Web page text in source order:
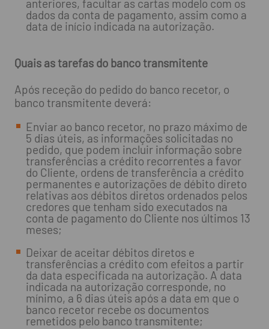
anteriores, facultar as cartas modelo com os
dados da conta de pagamento, assim como a
data de início indicada na autorização.
Quais as tarefas do banco transmitente
Após receção do pedido do banco recetor, o
banco transmitente deverá:
Enviar ao banco recetor, no prazo máximo de
5 dias úteis, as informações solicitadas no
pedido, que podem incluir informação sobre
transferências a crédito recorrentes a favor
do Cliente, ordens de transferência a crédito
permanentes e autorizações de débito direto
relativas aos débitos diretos ordenados pelos
credores que tenham sido executados na
conta de pagamento do Cliente nos últimos 13
meses;
Deixar de aceitar débitos diretos e
transferências a crédito com efeitos a partir
da data especificada na autorização. A data
indicada na autorização corresponde, no
mínimo, a 6 dias úteis após a data em que o
banco recetor recebe os documentos
remetidos pelo banco transmitente;